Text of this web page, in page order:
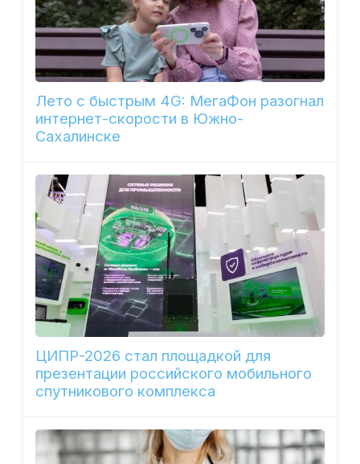
Лето с быстрым 4G: МегаФон разогнал
интернет-скорости в Южно-
Сахалинске
ЦИПР-2026 стал площадкой для
презентации российского мобильного
спутникового комплекса